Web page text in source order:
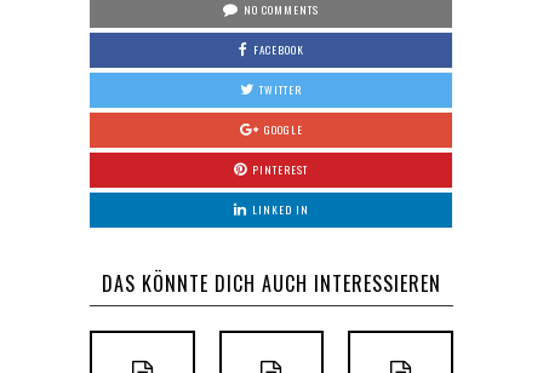
NO COMMENTS
FACEBOOK
TWITTER
GOOGLE
PINTEREST
LINKED IN
DAS KÖNNTE DICH AUCH INTERESSIEREN